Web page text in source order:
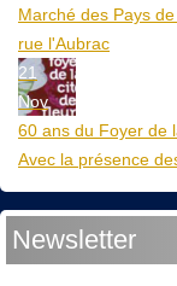
Marché des Pays de
rue l'Aubrac
21
Nov
60 ans du Foyer de
Avec la présence
Newsletter